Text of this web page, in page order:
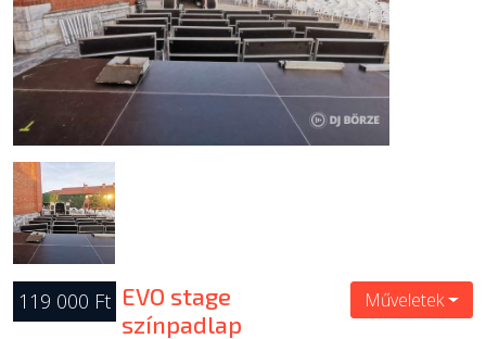
119 000 Ft EVO stage
színpadlap
Műveletek